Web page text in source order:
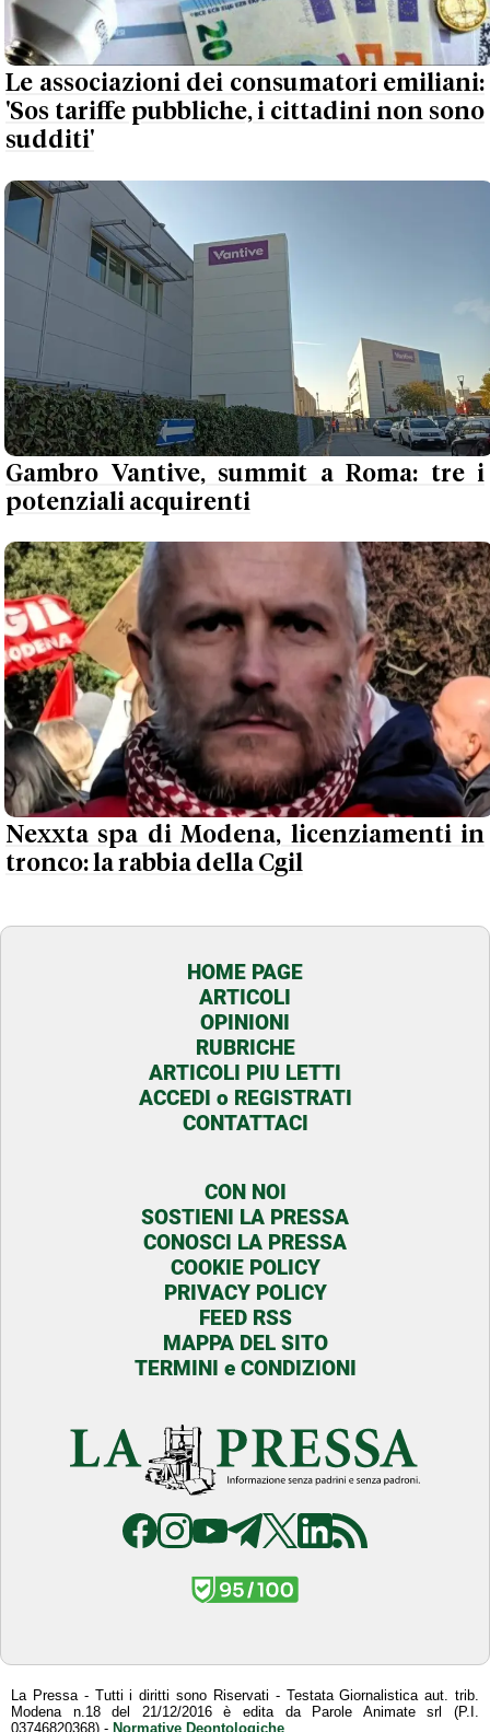
Le associazioni dei consumatori emiliani:
'Sos tariffe pubbliche, i cittadini non sono
sudditi'
Gambro Vantive, summit a Roma: tre i
potenziali acquirenti
Nexxta spa di Modena, licenziamenti in
tronco: la rabbia della Cgil
HOME PAGE
ARTICOLI
OPINIONI
RUBRICHE
ARTICOLI PIU LETTI
ACCEDI o REGISTRATI
CONTATTACI
CON NOI
SOSTIENI LA PRESSA
CONOSCI LA PRESSA
COOKIE POLICY
PRIVACY POLICY
FEED RSS
MAPPA DEL SITO
TERMINI e CONDIZIONI
La Pressa - Tutti i diritti sono Riservati - Testata Giornalistica aut. trib.
Modena n.18 del 21/12/2016 è edita da Parole Animate srl (P.I.
03746820368) - Normative Deontologiche